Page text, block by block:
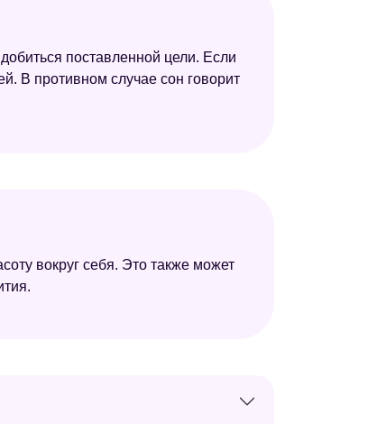
поставленной цели. Если
В противном случае сон говорит
вокруг себя. Это также может